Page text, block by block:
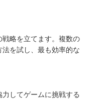
略を立てます。複数の
を試し、最も効率的な
してゲームに挑戦する